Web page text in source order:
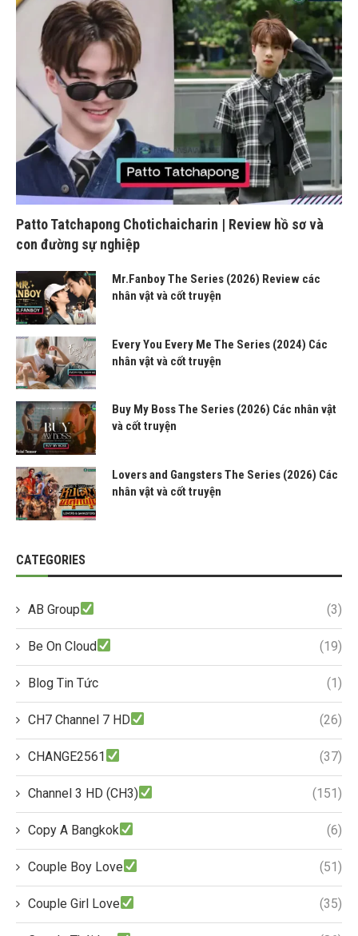
Patto Tatchapong Chotichaicharin | Review hồ sơ và
con đường sự nghiệp
Mr.Fanboy The Series (2026) Review các
nhân vật và cốt truyện
Every You Every Me The Series (2024) Các
nhân vật và cốt truyện
Buy My Boss The Series (2026) Các nhân vật
và cốt truyện
Lovers and Gangsters The Series (2026) Các
nhân vật và cốt truyện
CATEGORIES
AB Group (3)
Be On Cloud (19)
Blog Tin Tức (1)
CH7 Channel 7 HD (26)
CHANGE2561 (37)
Channel 3 HD (CH3) (151)
Copy A Bangkok (6)
Couple Boy Love (51)
Couple Girl Love (35)